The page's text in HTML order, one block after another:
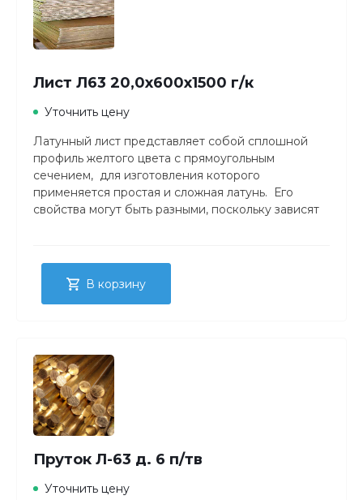
Лист Л63 20,0х600х1500 г/к
Уточнить цену
Латунный лист представляет собой сплошной
профиль желтого цвета с прямоугольным
сечением, для изготовления которого
применяется простая и сложная латунь. Его
свойства могут быть разными, поскольку зависят
миллиметров. Причем большая толщина у
горячекатаного сортамента.
В корзину
Пруток Л-63 д. 6 п/тв
Уточнить цену